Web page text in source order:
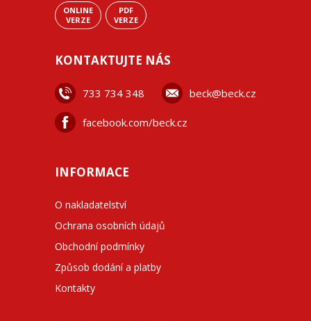
ONLINE
VERZE
PDF
VERZE
KONTAKTUJTE NÁS
733 734 348 beck@beck.cz
facebook.com/beck.cz
INFORMACE
O nakladatelství
Ochrana osobních údajů
Obchodní podmínky
Způsob dodání a platby
Kontakty